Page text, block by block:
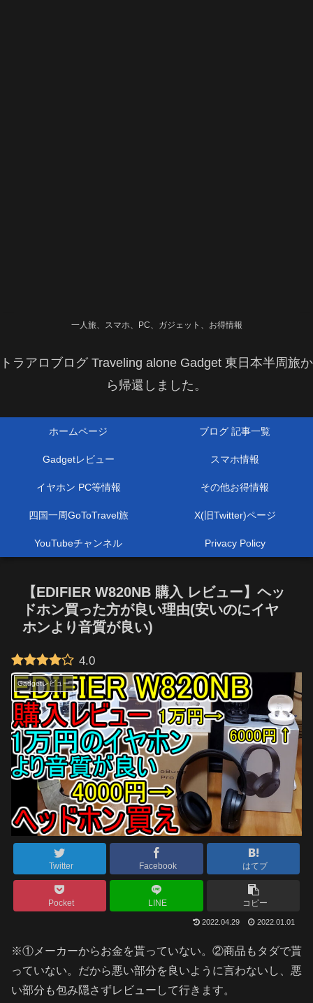
一人旅、スマホ、PC、ガジェット、お得情報
トラアロブログ Traveling alone Gadget 東日本半周旅か
ら帰還しました。
ホームページ ブログ 記事一覧
Gadgetレビュー スマホ情報
イヤホン PC等情報 その他お得情報
四国一周GoToTravel旅 X(旧Twitter)ページ
YouTubeチャンネル Privacy Policy
【EDIFIER W820NB 購入 レビュー】ヘッ
ドホン買った方が良い理由(安いのにイヤ
ホンより音質が良い)
4.0
Gadgetレビュー
Twitter Facebook はてブ
Pocket LINE コピー
2022.04.29 2022.01.01
※①メーカーからお金を貰っていない。②商品もタダで貰
っていない。だから悪い部分を良いように言わないし、悪
い部分も包み隠さずレビューして行きます。